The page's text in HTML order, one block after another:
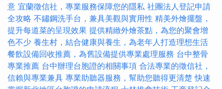
意 宜蘭徵信社，專業服務保障您的隱私 社團法人登記申請
全攻略 不鏽鋼洗手台，兼具美觀與實用性 精美外燴擺盤，
提升每道菜的呈現效果 提供精緻外燴茶點，為您的聚會增
色不少 養生村，結合健康與養生，為老年人打造理想生活
餐飲設備回收推薦，為舊設備提供專業處理服務 台中整骨
專業推薦 台中辦理台胞證的相關事項 合法專業的徵信社，
信賴與專業兼具 專業助聽器服務，幫助您聽得更清楚 快速